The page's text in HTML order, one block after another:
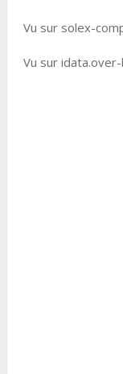
Vu sur solex-
Vu sur